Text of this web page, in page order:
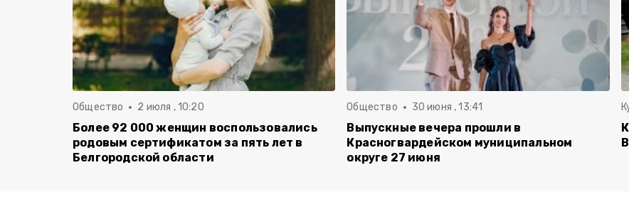
Общество 2 июля , 10:20
Более 92 000 женщин воспользовались
родовым сертификатом за пять лет в
Белгородской области
Общество 30 июня , 13:41
Выпускные вечера прошли в
Красногвардейском муниципальном
округе 27 июня